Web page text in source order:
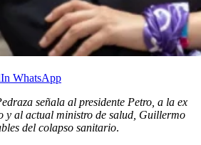
WhatsApp
señala al presidente Petro, a la ex
y al actual ministro de salud, Guillermo
del colapso sanitario.